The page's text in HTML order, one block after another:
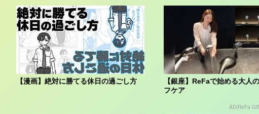
【漫画】絶対に勝てる休日の過ごし方
【銀座】ReFaで始める大人
フケア
AD(ReFa